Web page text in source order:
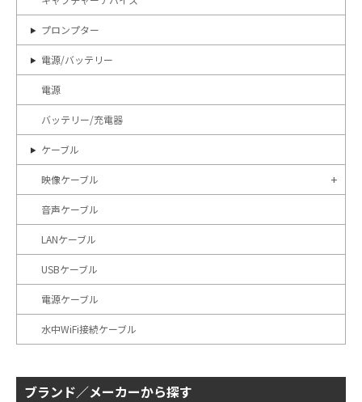
プロンプター
電源/バッテリー
電源
バッテリー/充電器
ケーブル
映像ケーブル
音声ケーブル
LANケーブル
USBケーブル
電源ケーブル
水中WiFi接続ケーブル
ブランド／メーカーから探す